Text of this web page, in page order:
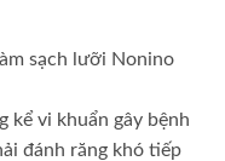
sạch lưỡi Nonino
kể vi khuẩn gây bệnh
đánh răng khó tiếp